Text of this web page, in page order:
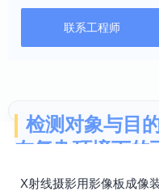
联系工程师
检测对象与目
在复杂环境下的
X射线摄影用影像板成像